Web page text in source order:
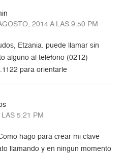
2014 A LAS 9:50 PM
Etzania. puede llamar sin
alguno al teléfono (0212)
para orientarle
5:21 PM
hago para crear mi clave
llamando y en ningun momento